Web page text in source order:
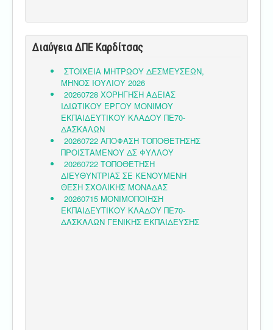
Διαύγεια ΔΠΕ Καρδίτσας